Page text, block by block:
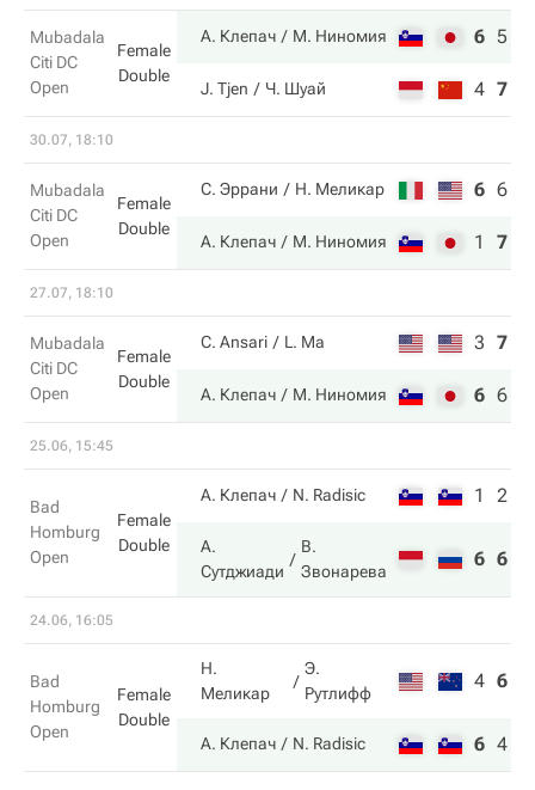
Mubadala
Citi DC
Open
Female
Double
А. Клепач М. Ниномия 6 5
J. Tjen Ч. Шуай 4 7
30.07, 18:10
Mubadala
Citi DC
Open
Female
Double
С. Эррани Н. Меликар 6 6
А. Клепач М. Ниномия 1 7
27.07, 18:10
Mubadala
Citi DC
Open
Female
Double
C. Ansari L. Ma 3 7
А. Клепач М. Ниномия 6 6
25.06, 15:45
Bad
Homburg
Open
Female
Double
А. Клепач N. Radisic 1 2
А.
Сутджиади
В.
Звонарева
6 6
24.06, 16:05
Bad
Homburg
Open
Female
Double
Н.
Меликар
Э.
Рутлифф
4 6
А. Клепач N. Radisic 6 4